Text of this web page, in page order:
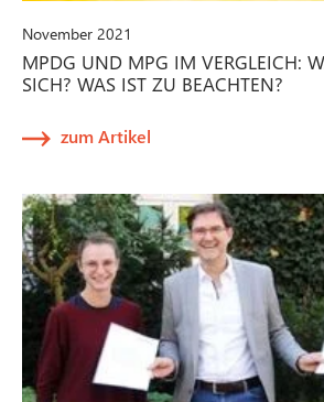
November 2021
MPDG UND MPG IM VERGLEICH:
SICH? WAS IST ZU BEACHTEN?
zum Artikel